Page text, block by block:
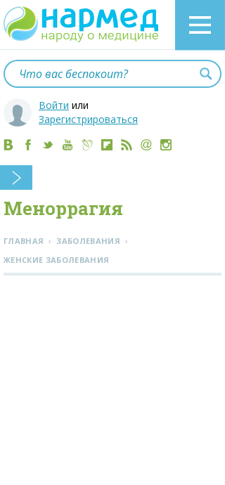
Войти или
Зарегистрироваться
Меноррагия
ГЛАВНАЯ › ЗАБОЛЕВАНИЯ ›
ЖЕНСКИЕ ЗАБОЛЕВАНИЯ